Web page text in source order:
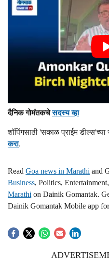
दैनिक गोमंतकचेसदस्य व्हा
शॉपिंगसाठी 'सकाळ प्राईम
करा.
Read Goa news in Marathi and
Business, Politics,
Marathi on Dainik Gomantak.
Dainik Gomantak Mobile app